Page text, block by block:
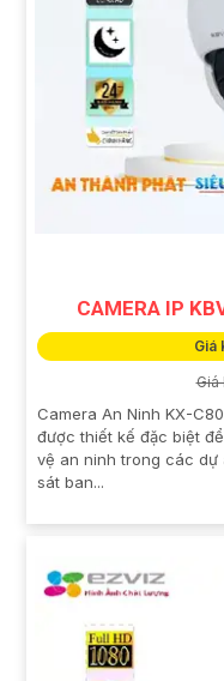
CAMERA IP
Giá
Giá
Camera An Ninh KX-
được thiết kế đặc biệt
vệ an ninh trong các dự
sát ban...